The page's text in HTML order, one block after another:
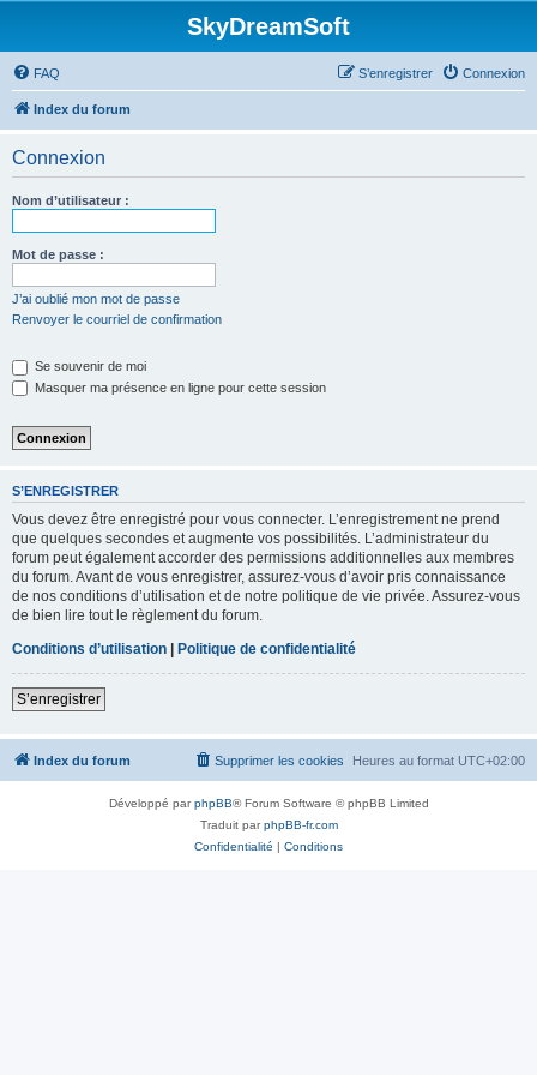
SkyDreamSoft
FAQ Connexion
S’enregistrer
Index du forum
Connexion
Nom d’utilisateur :
Mot de passe :
J’ai oublié mon mot de passe
Renvoyer le courriel de confirmation
Se souvenir de moi
Masquer ma présence en ligne pour cette session
S’ENREGISTRER
Vous devez être enregistré pour vous connecter. L’enregistrement ne prend
que quelques secondes et augmente vos possibilités. L’administrateur du
forum peut également accorder des permissions additionnelles aux membres
du forum. Avant de vous enregistrer, assurez-vous d’avoir pris connaissance
de nos conditions d’utilisation et de notre politique de vie privée. Assurez-vous
de bien lire tout le règlement du forum.
Conditions d’utilisation | Politique de confidentialité
S’enregistrer
Index du forum Heures au format UTC+02:00
Supprimer les cookies
Développé parphpBB® Forum Software © phpBB Limited
Traduit parphpBB-fr.com
Confidentialité | Conditions